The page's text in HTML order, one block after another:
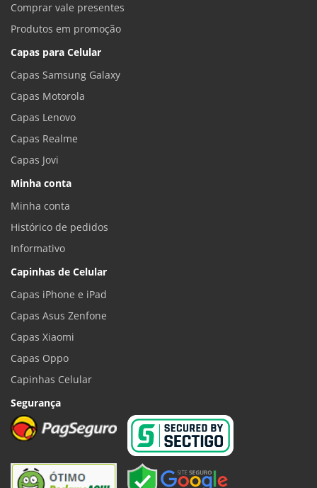
Comprar vale presentes
Produtos em promoção
Capas para Celular
Capas Samsung Galaxy
Capas Motorola
Capas Lenovo
Capas Realme
Capas Jovi
Minha conta
Minha conta
Histórico de pedidos
Informativo
Capinhas de Celular
Capas iPhone e iPad
Capas Asus Zenfone
Capas Xiaomi
Capas Oppo
Capinhas Celular
Segurança